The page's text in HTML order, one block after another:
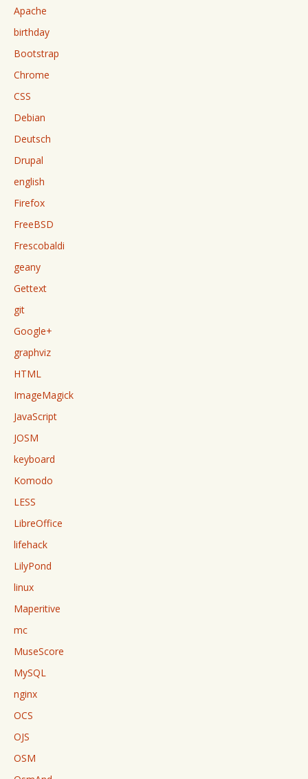
Apache
birthday
Bootstrap
Chrome
CSS
Debian
Deutsch
Drupal
english
Firefox
FreeBSD
Frescobaldi
geany
Gettext
git
Google+
graphviz
HTML
ImageMagick
JavaScript
JOSM
keyboard
Komodo
LESS
LibreOffice
lifehack
LilyPond
linux
Maperitive
mc
MuseScore
MySQL
nginx
OCS
OJS
OSM